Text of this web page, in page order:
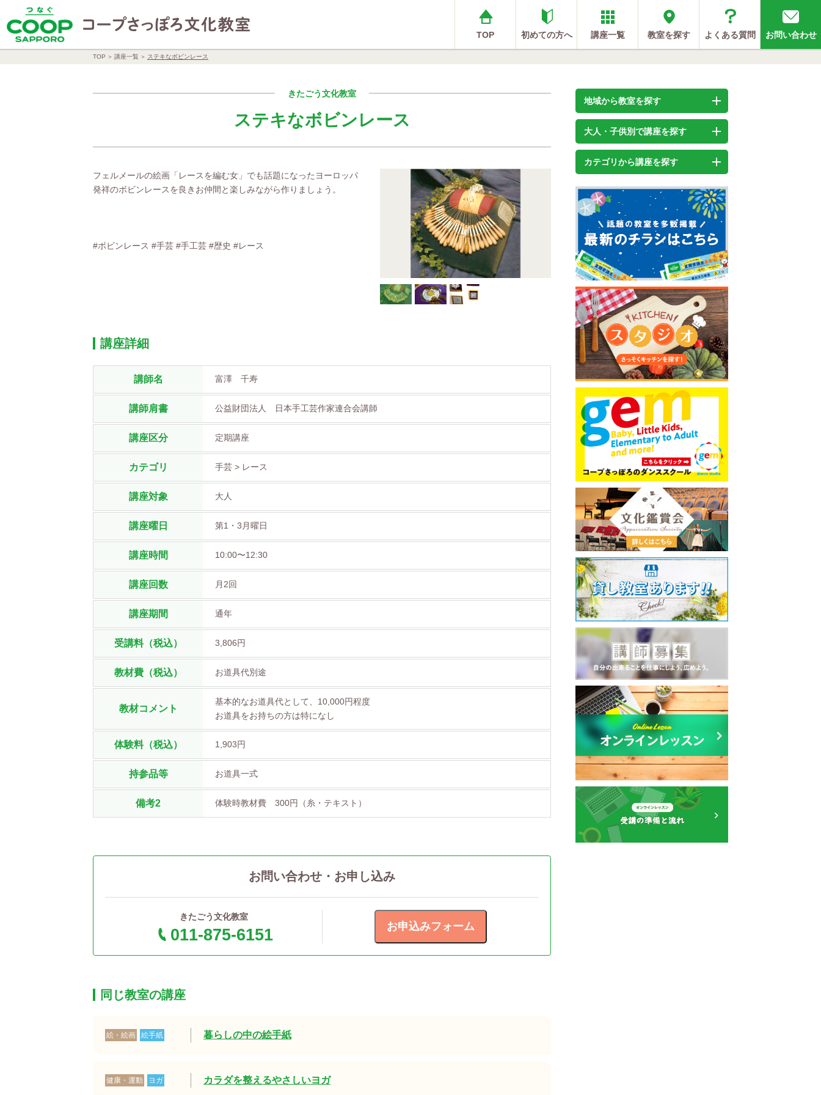
TOP 初めての方へ 講座一覧 教室を探す よくある質問 お問い合わせ
TOP 講座一覧 ステキなボビンレース
きたごう文化教室
ステキなボビンレース
フェルメールの絵画「レースを編む女」でも話題になったヨーロッパ
発祥のボビンレースを良きお仲間と楽しみながら作りましょう。
#ボビンレース #手芸 #手工芸 #歴史 #レース
講座詳細
講師名 富澤 千寿
講師肩書 公益財団法人 日本手工芸作家連合会講師
講座区分 定期講座
カテゴリ 手芸 > レース
講座対象 大人
講座曜日 第1・3月曜日
講座時間 10:00〜12:30
講座回数 月2回
講座期間 通年
受講料（税込） 3,806円
教材費（税込） お道具代別途
教材コメント
基本的なお道具代として、10,000円程度
お道具をお持ちの方は特になし
体験料（税込） 1,903円
持参品等 お道具一式
備考2 体験時教材費 300円（糸・テキスト）
お問い合わせ・お申し込み
きたごう文化教室
011-875-6151
同じ教室の講座
絵・絵画 絵手紙 暮らしの中の絵手紙
健康・運動 ヨガ カラダを整えるやさしいヨガ
地域から教室を探す
大人・子供別で講座を探す
カテゴリから講座を探す